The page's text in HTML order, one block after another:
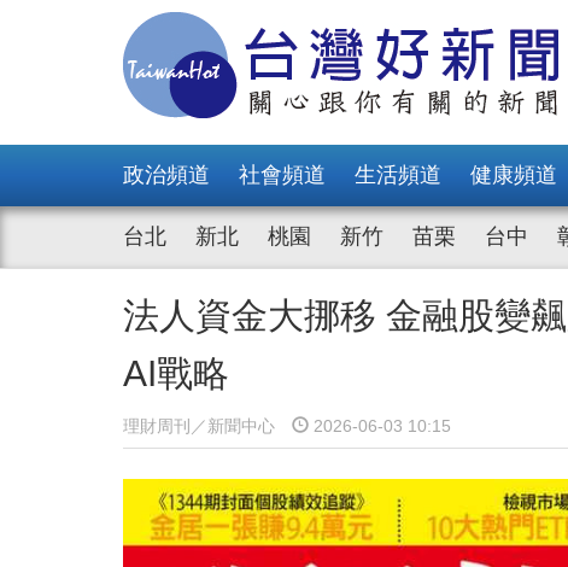
政治頻道 社會頻道 生活頻道 健康頻道
台北 新北 桃園 新竹 苗栗 台中
法人資金大挪移 金融股變
AI戰略
理財周刊／新聞中心 2026-06-03 10:15